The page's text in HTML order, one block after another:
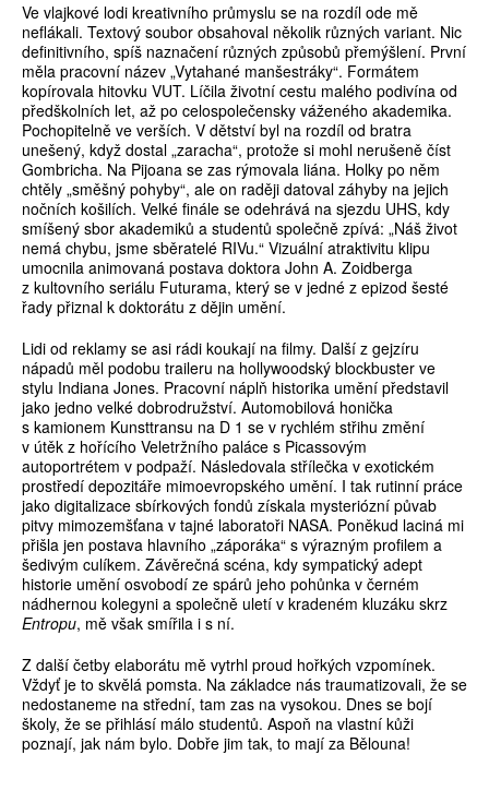
Ve vlajkové lodi kreativního průmyslu se na rozdíl ode mě
neflákali. Textový soubor obsahoval několik různých variant. Nic
definitivního, spíš naznačení různých způsobů přemýšlení. První
měla pracovní název „Vytahané manšestráky“. Formátem
kopírovala hitovku VUT. Líčila životní cestu malého podivína od
předškolních let, až po celospolečensky váženého akademika.
Pochopitelně ve verších. V dětství byl na rozdíl od bratra
unešený, když dostal „zaracha“, protože si mohl nerušeně číst
Gombricha. Na Pijoana se zas rýmovala liána. Holky po něm
chtěly „směšný pohyby“, ale on raději datoval záhyby na jejich
nočních košilích. Velké finále se odehrává na sjezdu UHS, kdy
smíšený sbor akademiků a studentů společně zpívá: „Náš život
nemá chybu, jsme sběratelé RIVu.“ Vizuální atraktivitu klipu
umocnila animovaná postava doktora John A. Zoidberga
z kultovního seriálu Futurama, který se v jedné z epizod šesté
řady přiznal k doktorátu z dějin umění.
Lidi od reklamy se asi rádi koukají na filmy. Další z gejzíru
nápadů měl podobu traileru na hollywoodský blockbuster ve
stylu Indiana Jones. Pracovní náplň historika umění představil
jako jedno velké dobrodružství. Automobilová honička
s kamionem Kunsttransu na D 1 se v rychlém střihu změní
v útěk z hořícího Veletržního paláce s Picassovým
autoportrétem v podpaží. Následovala střílečka v exotickém
prostředí depozitáře mimoevropského umění. I tak rutinní práce
jako digitalizace sbírkových fondů získala mysteriózní půvab
pitvy mimozemšťana v tajné laboratoři NASA. Poněkud laciná mi
přišla jen postava hlavního „záporáka“ s výrazným profilem a
šedivým culíkem. Závěrečná scéna, kdy sympatický adept
historie umění osvobodí ze spárů jeho pohůnka v černém
nádhernou kolegyni a společně uletí v kradeném kluzáku skrz
Entropu, mě však smířila i s ní.
Z další četby elaborátu mě vytrhl proud hořkých vzpomínek.
Vždyť je to skvělá pomsta. Na základce nás traumatizovali, že se
nedostaneme na střední, tam zas na vysokou. Dnes se bojí
školy, že se přihlásí málo studentů. Aspoň na vlastní kůži
poznají, jak nám bylo. Dobře jim tak, to mají za Bělouna!